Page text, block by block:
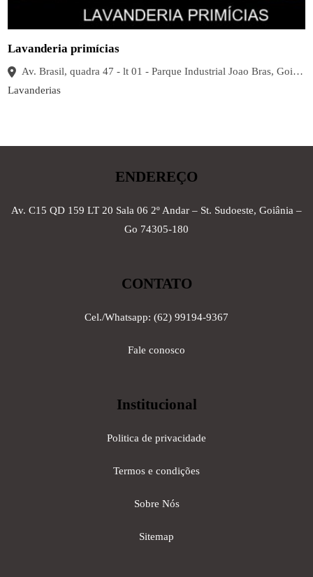
Lavanderia primícias
Av. Brasil, quadra 47 - lt 01 - Parque Industrial Joao Bras, Goiânia - GO, 74483-130, Brasil
Lavanderias
ENDEREÇO
Av. C15 QD 159 LT 20 Sala 06 2º Andar – St. Sudoeste, Goiânia –
Go 74305-180
CONTATO
Cel./Whatsapp: (62) 99194-9367
Fale conosco
Institucional
Politica de privacidade
Termos e condições
Sobre Nós
Sitemap